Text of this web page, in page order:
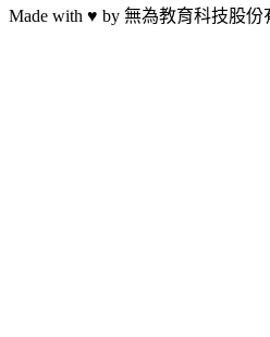
Made with ♥ by 無為教育科技股份